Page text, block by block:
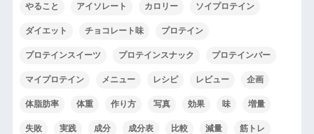
やること アイソレート カロリー ソイプロテイン
ダイエット チョコレート味 プロテイン
プロテインスイーツ プロテインスナック プロテインバー
マイプロテイン メニュー レシピ レビュー 企画
体脂肪率 体重 作り方 写真 効果 味 増量
失敗 実践 成分 成分表 比較 減量 筋トレ